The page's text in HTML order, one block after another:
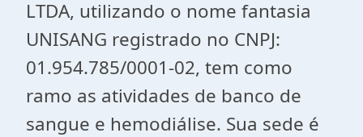
LTDA, utilizando o nome fantasia
UNISANG registrado no CNPJ:
01.954.785/0001-02, tem como
ramo as atividades de banco de
sangue e hemodiálise. Sua sede é